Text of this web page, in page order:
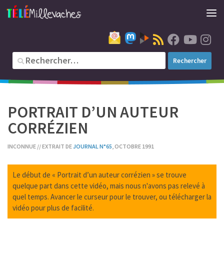
PORTRAIT D’UN AUTEUR
CORRÉZIEN
INCONNUE // EXTRAIT DEJOURNAL N°65 , OCTOBRE 1991
Le début de « Portrait d’un auteur corrézien » se trouve
quelque part dans cette vidéo, mais nous n'avons pas relevé à
quel temps. Avancer le curseur pour le trouver, ou télécharger la
vidéo pour plus de facilité.